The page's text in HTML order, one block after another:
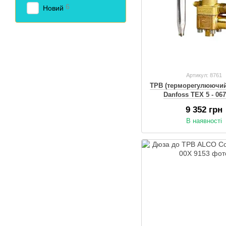
Артикул: 8761
ТРВ
Danfoss TЕX 5 -
9 352 грн
В наявності
Новий 6